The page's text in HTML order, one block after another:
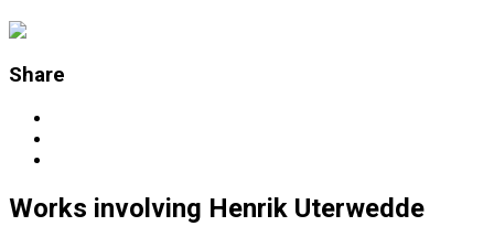
Share
Works involving Henrik Uterwedde